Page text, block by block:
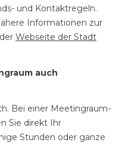
und Kontaktregeln.
Informationen zur
Webseite der Stadt
auch
Bei einer Meetingraum-
Sie direkt Ihr
Stunden oder ganze